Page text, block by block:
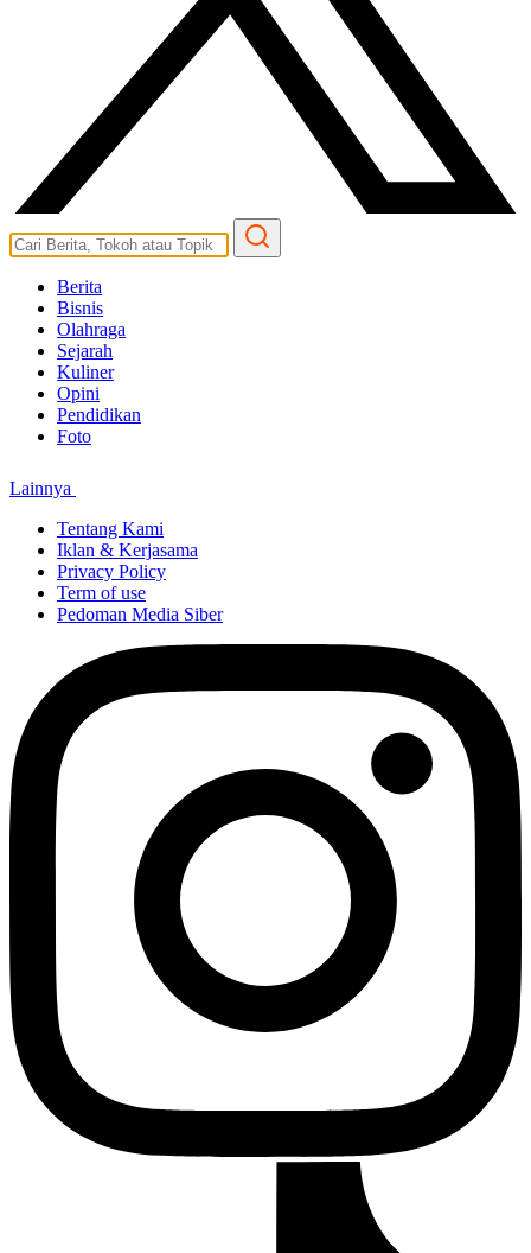
Berita
Bisnis
Olahraga
Sejarah
Kuliner
Opini
Pendidikan
Foto
Lainnya
Tentang Kami
Iklan & Kerjasama
Privacy Policy
Term of use
Pedoman Media Siber